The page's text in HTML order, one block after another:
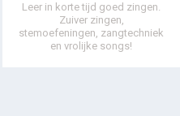
Leer in korte tijd goed zingen.
Zuiver zingen,
stemoefeningen, zangtechniek
en vrolijke songs!